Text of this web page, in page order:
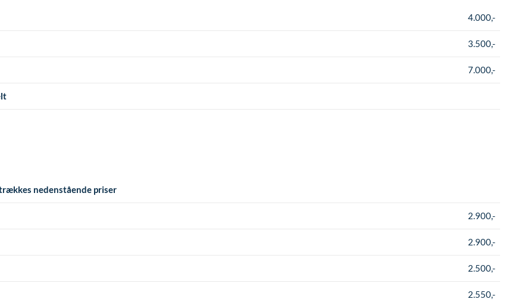
4.000,-
3.500,-
7.000,-
nedenstående priser
2.900,-
2.900,-
2.500,-
2.550,-